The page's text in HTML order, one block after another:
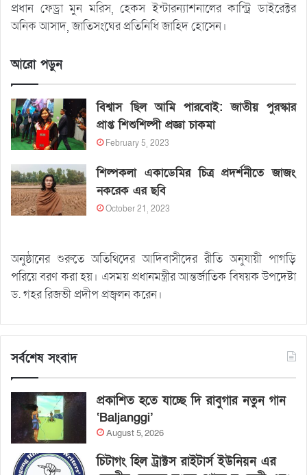
প্রধান ফেড্রা মুন মরিস, হেকস ইন্টারন্যাশনালের কান্ট্রি ডাইরেক্টর
অনিক আসাদ, জাতিসংঘের প্রতিনিধি জাহিদ হোসেন।
আরো পড়ুন
বিশ্বাস ছিল আমি পারবোই: জাতীয় পুরস্কার
প্রাপ্ত শিশুশিল্পী প্রজ্ঞা চাকমা
February 5, 2023
শিল্পকলা একাডেমির চিত্র প্রদর্শনীতে জাজং
নকরেক এর ছবি
October 21, 2023
অনুষ্ঠানের শুরুতে অতিথিদের আদিবাসীদের রীতি অনুযায়ী পাগড়ি
পরিয়ে বরণ করা হয়। এসময় প্রধানমন্ত্রীর আন্তর্জাতিক বিষয়ক উপদেষ্টা
ড. গহর রিজভী প্রদীপ প্রজ্বলন করেন।
সর্বশেষ সংবাদ
প্রকাশিত হতে যাচ্ছে দি রাবুগার নতুন গান
‘Baljanggi’
August 5, 2026
চিটাগং হিল ট্রাক্টস রাইটার্স ইউনিয়ন এর